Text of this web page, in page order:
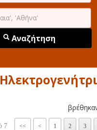
Αναζήτηση
7 << < 1 2 3